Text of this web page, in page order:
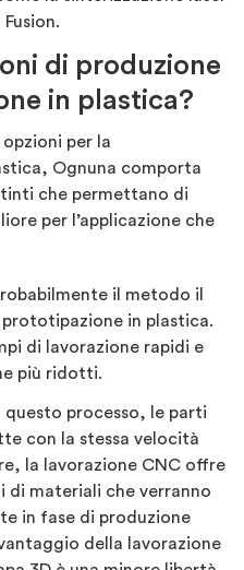
di produzione
in plastica?
per la
Ognuna comporta
che permettano di
per l’applicazione che
il metodo il
in plastica.
di lavorazione rapidi e
più ridotti.
questo processo, le parti
con la stessa velocità
la lavorazione CNC offre
di materiali che verranno
in fase di produzione
della lavorazione